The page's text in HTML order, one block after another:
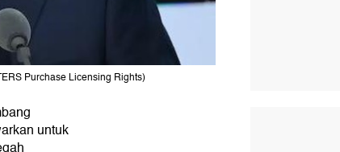
Purchase Licensing Rights)
untuk